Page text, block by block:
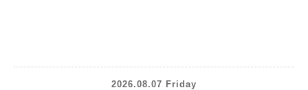
2026.08.07 Friday